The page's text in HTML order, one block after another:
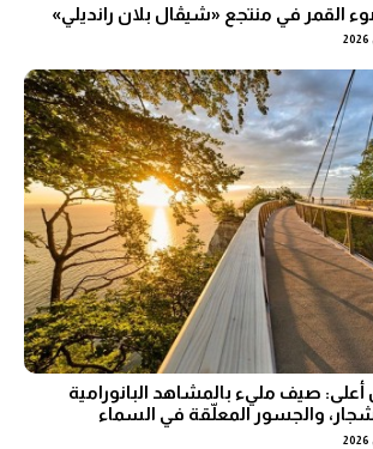
القمر في منتجع «شيڤال بلان رانديلي»
أعلى: صيف مليء بالمشاهد البانورامية
والجسور المعلّقة في السماء